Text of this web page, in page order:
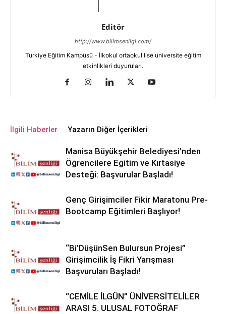
Editör
http://www.bilimsenligi.com/
Türkiye Eğitim Kampüsü - İlkokul ortaokul lise üniversite eğitim
etkinlikleri duyuruları.
İlgili Haberler Yazarın Diğer İçerikleri
Manisa Büyükşehir Belediyesi’nden
Öğrencilere Eğitim ve Kırtasiye
Desteği: Başvurular Başladı!
Genç Girişimciler Fikir Maratonu Pre-
Bootcamp Eğitimleri Başlıyor!
“Bi’DüşünSen Bulursun Projesi”
Girişimcilik İş Fikri Yarışması
Başvuruları Başladı!
“CEMİLE İLGÜN” ÜNİVERSİTELİLER
ARASI 5. ULUSAL FOTOĞRAF